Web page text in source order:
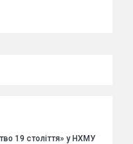
19 століття» у НХМУ